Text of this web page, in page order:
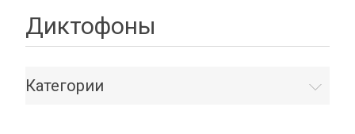
Диктофоны
Категории